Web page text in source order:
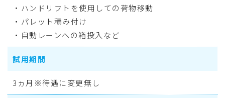
・ハンドリフトを使用しての荷物移動
・パレット積み付け
・自動レーンへの箱投入など
試用期間
3ヵ月※待遇に変更無し